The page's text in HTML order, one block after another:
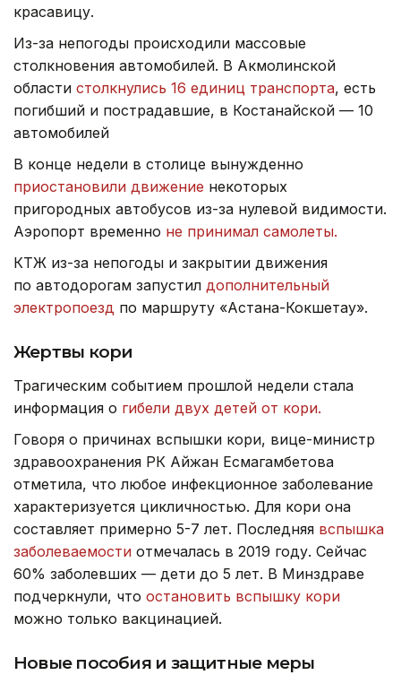
красавицу.
Из-за непогоды происходили массовые
столкновения автомобилей. В Акмолинской
области столкнулись 16 единиц транспорта, есть
погибший и пострадавшие, в Костанайской — 10
автомобилей
В конце недели в столице вынужденно
приостановили движение некоторых
пригородных автобусов из-за нулевой видимости.
Аэропорт временно не принимал самолеты.
КТЖ из-за непогоды и закрытии движения
по автодорогам запустил дополнительный
электропоезд по маршруту «Астана-Кокшетау».
Жертвы кори
Трагическим событием прошлой недели стала
информация о гибели двух детей от кори.
Говоря о причинах вспышки кори, вице-министр
здравоохранения РК Айжан Есмагамбетова
отметила, что любое инфекционное заболевание
характеризуется цикличностью. Для кори она
составляет примерно 5-7 лет. Последняя вспышка
заболеваемости отмечалась в 2019 году. Сейчас
60% заболевших — дети до 5 лет. В Минздраве
подчеркнули, что остановить вспышку кори
можно только вакцинацией.
Новые пособия и защитные меры